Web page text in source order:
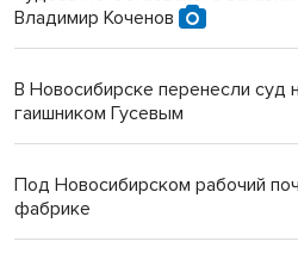
Владимир Коченов
В Новосибирске перенесли суд
гаишником Гусевым
Под Новосибирском рабочий
фабрике